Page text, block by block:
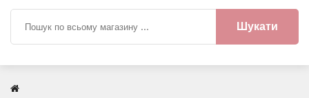
Шукати